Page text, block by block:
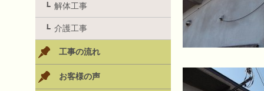
解体工事
介護工事
工事の流れ
お客様の声